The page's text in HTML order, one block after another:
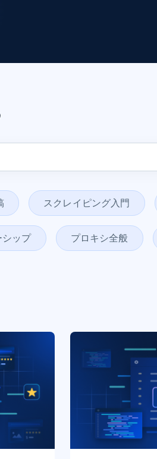
スクレイピング入門
シップ プロキシ全般